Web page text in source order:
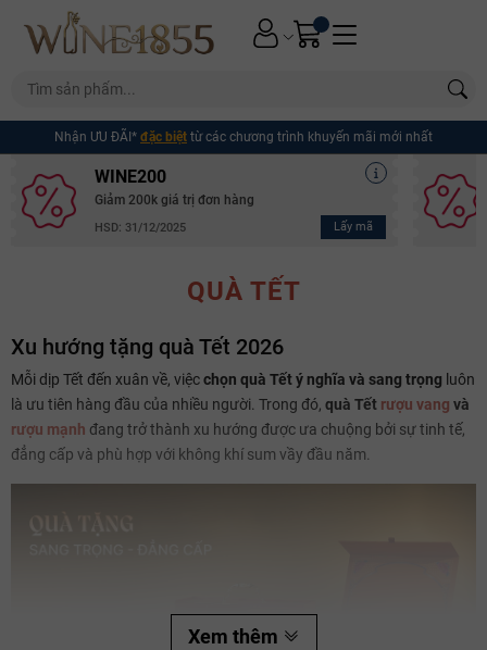
Nhận ƯU ĐÃI* đặc biệt từ các chương trình khuyến mãi mới nhất
WINE200
Giảm 200k giá trị đơn hàng
HSD: 31/12/2025 Lấy mã
QUÀ TẾT
Xu hướng tặng quà Tết 2026
Mỗi dịp Tết đến xuân về, việcchọn quà Tết ý nghĩa và sang trọng luôn
là ưu tiên hàng đầu của nhiều người. Trong đó, quà Tết rượu vang và
rượu mạnh đang trở thành xu hướng được ưa chuộng bởi sự tinh tế,
đẳng cấp và phù hợp với không khí sum vầy đầu năm.
Xem thêm